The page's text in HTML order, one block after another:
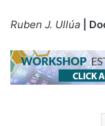
Ruben J. Ullúa |